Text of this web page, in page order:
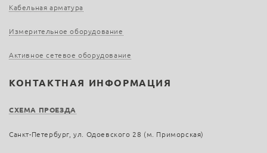
Кабельная арматура
Измерительное оборудование
Активное сетевое оборудование
КОНТАКТНАЯ ИНФОРМАЦИЯ
СХЕМА ПРОЕЗДА
Санкт-Петербург, ул. Одоевского 28 (м. Приморская)